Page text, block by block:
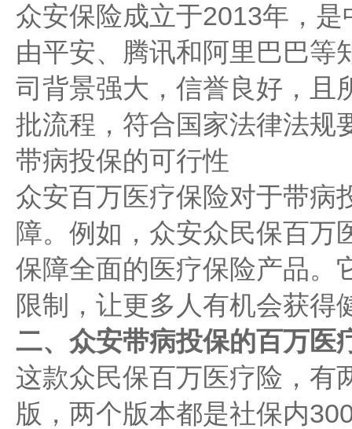
众安保险成立于2013年，
由平安、腾讯和阿里巴巴等
司背景强大，信誉良好，且
批流程，符合国家法律法规
带病投保的可行性
众安百万医疗保险对于带病
障。例如，众安众民保百万
保障全面的医疗保险产品。
限制，让更多人有机会获得
二、众安带病投保的百万医
这款众民保百万医疗险，有
版，两个版本都是社保内